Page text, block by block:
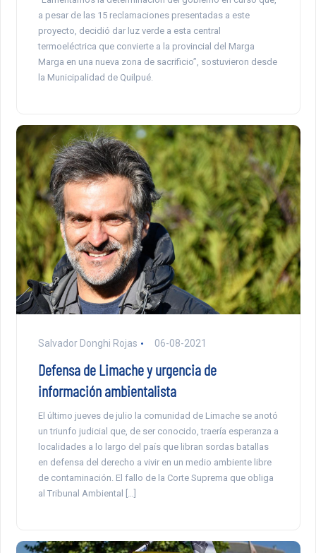
a pesar de las 15 reclamaciones presentadas a este
proyecto, decidió dar luz verde a esta central
termoeléctrica que convierte a la provincial del Marga
Marga en una nueva zona de sacrificio”, sostuvieron desde
la Municipalidad de Quilpué.
Salvador Donghi Rojas 06-08-2021
Defensa de Limache y urgencia de
información ambientalista
El último jueves de julio la comunidad de Limache se anotó
un triunfo judicial que, de ser conocido, traería esperanza a
localidades a lo largo del país que libran sordas batallas
en defensa del derecho a vivir en un medio ambiente libre
de contaminación. El fallo de la Corte Suprema que obliga
al Tribunal Ambiental […]